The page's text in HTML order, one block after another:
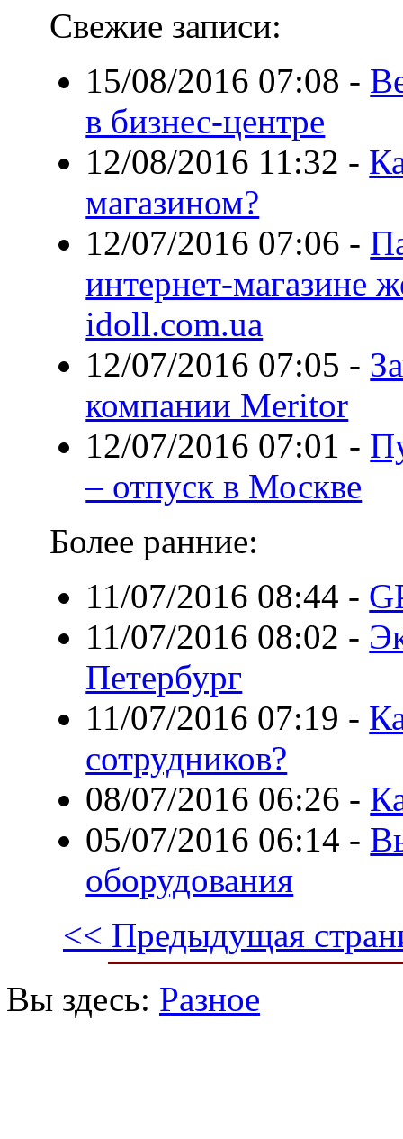
Свежие записи:
15/08/2016 07:08 -
в бизнес-центре
12/08/2016 11:32 -
магазином?
12/07/2016 07:06 -
интернет-магазине
idoll.com.ua
12/07/2016 07:05 -
компании Meritor
12/07/2016 07:01 -
– отпуск в Москве
Более ранние:
11/07/2016 08:44 -
11/07/2016 08:02 -
Петербург
11/07/2016 07:19 -
сотрудников?
08/07/2016 06:26 -
05/07/2016 06:14 -
оборудования
<< Предыдущая
Вы здесь: Разное